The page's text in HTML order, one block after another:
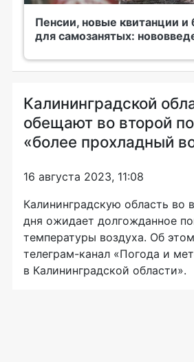
Пенсии, новые квитанции и
для самозанятых:
Калининградской
обещают во второй
«более прохладный
16 августа 2023, 11:08
Калининградскую область во
дня ожидает долгожданное
температуры воздуха. Об
телеграм-канал «Погода и
в Калининградской области».